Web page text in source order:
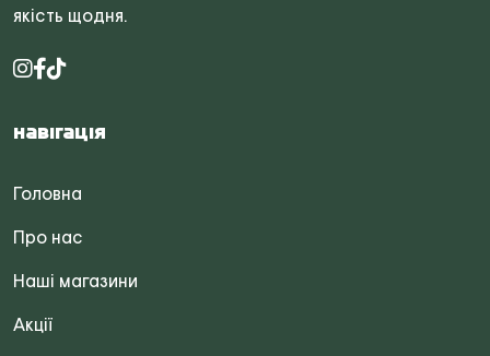
якість щодня.
Навігація
Головна
Про нас
Наші магазини
Акції